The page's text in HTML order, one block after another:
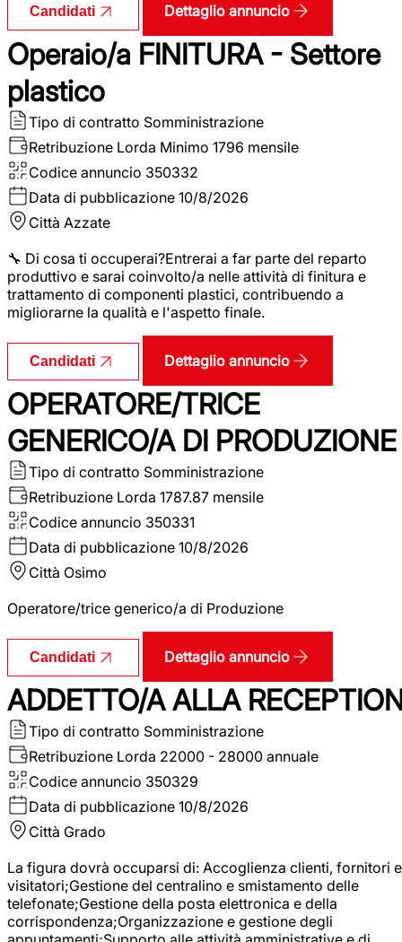
Candidati Dettaglio annuncio
Operaio/a FINITURA - Settore
plastico
Tipo di contratto Somministrazione
Retribuzione Lorda Minimo 1796 mensile
Codice annuncio 350332
Data di pubblicazione 10/8/2026
Città Azzate
🔧 Di cosa ti occuperai?Entrerai a far parte del reparto
produttivo e sarai coinvolto/a nelle attività di finitura e
trattamento di componenti plastici, contribuendo a
migliorarne la qualità e l'aspetto finale.
Candidati Dettaglio annuncio
OPERATORE/TRICE
GENERICO/A DI PRODUZIONE
Tipo di contratto Somministrazione
Retribuzione Lorda 1787.87 mensile
Codice annuncio 350331
Data di pubblicazione 10/8/2026
Città Osimo
Operatore/trice generico/a di Produzione
Candidati Dettaglio annuncio
ADDETTO/A ALLA
Tipo di contratto Somministrazione
Retribuzione Lorda 22000 - 28000 annuale
Codice annuncio 350329
Data di pubblicazione 10/8/2026
Città Grado
La figura dovrà occuparsi di: Accoglienza clienti, fornitori e
visitatori;Gestione del centralino e smistamento delle
telefonate;Gestione della posta elettronica e della
corrispondenza;Organizzazione e gestione degli